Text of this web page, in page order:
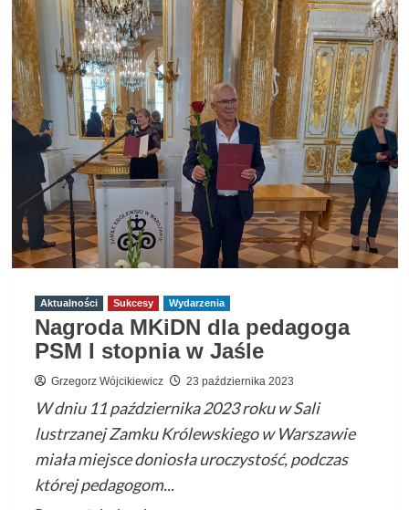
–
A
kto
się
odda
w
radość
Aktualności Sukcesy Wydarzenia
Nagroda MKiDN dla pedagoga
PSM I stopnia w Jaśle
Grzegorz Wójcikiewicz 23 października 2023
W dniu 11 października 2023 roku w Sali
lustrzanej Zamku Królewskiego w Warszawie
miała miejsce doniosła uroczystość, podczas
której pedagogom...